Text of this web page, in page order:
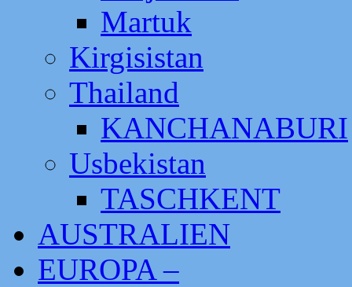
Martuk
Kirgisistan
Thailand
KANCHANABURI
Usbekistan
TASCHKENT
AUSTRALIEN
EUROPA –